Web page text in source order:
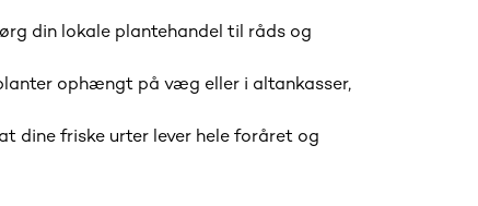
din lokale plantehandel til råds og
ophængt på væg eller i altankasser,
dine friske urter lever hele foråret og